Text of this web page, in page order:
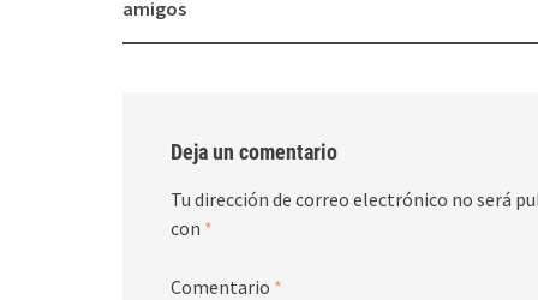
amigos
Deja un comentario
Tu dirección de correo electrónico no será
con *
Comentario *